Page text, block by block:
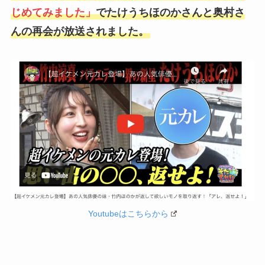
じめてみました」でたけうちほのかさんと奥村さ
んの再会が放送されました。
Youtubeはこちらから